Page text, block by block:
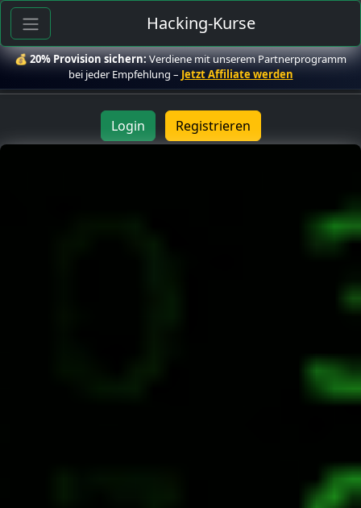
Hacking-Kurse
💰20% Provision sichern:Verdiene mit unserem Partnerprogramm
bei jeder Empfehlung – Jetzt Affiliate werden
Login Registrieren